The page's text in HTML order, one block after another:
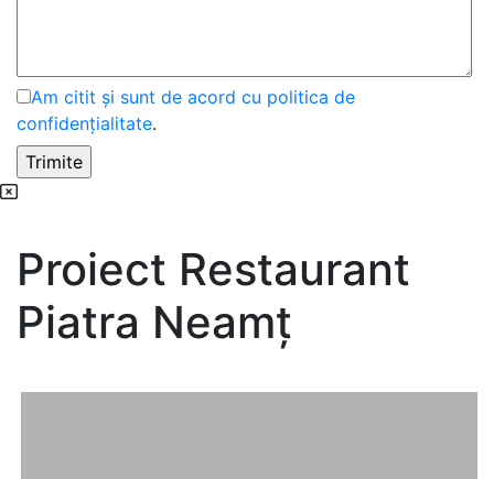
Am citit și sunt de acord cu politica de
confidențialitate.
Proiect Restaurant
Piatra Neamț